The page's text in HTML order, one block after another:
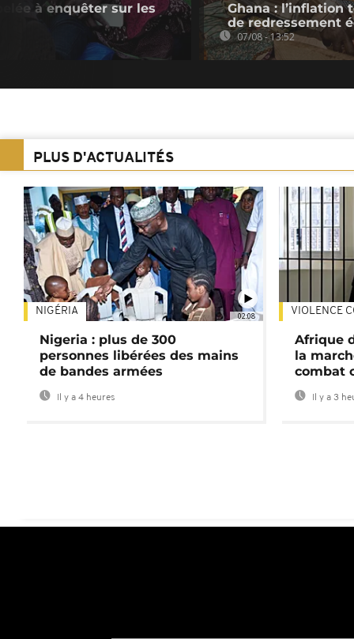
à enquêter sur les
Ghana : l’inflation
de redressement
07/08 - 13:52
PLUS D'ACTUALITÉS
02:08
NIGÉRIA
Nigeria : plus de 300
personnes libérées des mains
de bandes armées
Il y a 4 heures
VIOLENCE
Afrique
la
combat
Il y a 3